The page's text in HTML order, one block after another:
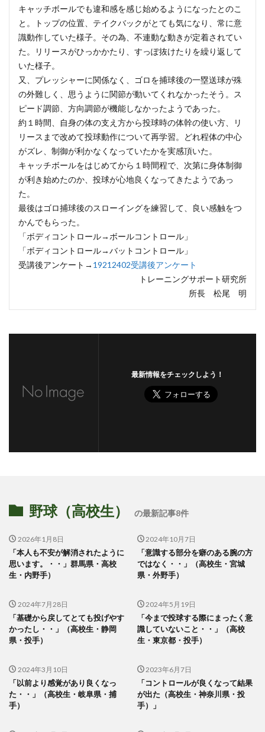
キャッチボールでも違和感を感じ始めるようになったとのこ
と。トップの位置、テイクバックがとても気になり、常に意
識動作していた様子。その為、不連動な動きが定着されてい
た。リリースがひっかかたり、すっぽ抜けたりを繰り返して
いた様子。
又、プレッシャーに関係なく、ゴロを捕球後の一塁送球が殊
の外難しく、思うように関節が動いてくれなかったそう。ス
ピード調節、方向調節が機能しなかったようであった。
約１時間、自身の体の支え方から投球時の体幹の使い方、リ
リースまで改めて投球動作について再学習。どれ程体の中心
がズレ、制御が利かなくなっていたかを実感頂いた。
キャッチボールをはじめてから１時間程で、次第に身体制御
が利き始めたのか、投球が心地良くなってきたようであっ
た。
最後はゴロ捕球後のスローイングを練習して、良い感触をつ
かんでもらった。
「ボディコントロール→ボールコントロール」
「ボディコントロール→バットコントロール」
受講後アンケート→ 19212402受講後アンケート
トレーニングサポート研究所
所長 松尾 明
最新情報をチェックしよう！
野球（高校生） の最新記事8件
2026年1月8日
「本人も不安が解消されたように
思います。・・」群馬県・高校
生・内野手）
2024年10月7日
「意識する部分を癖のある腕の方
ではなく・・」（高校生・宮城
県・外野手）
2024年7月28日
「基礎から戻してとても投げやす
かったし・・」（高校生・静岡
県・投手）
2024年5月19日
「今まで投球する際にまったく意
識していないこと・・」（高校
生・東京都・投手）
2024年3月10日
「以前より感覚があり良くなっ
た・・」（高校生・岐阜県・捕
手）
2023年6月7日
「コントロールが良くなって結果
が出た（高校生・神奈川県・投
手）」